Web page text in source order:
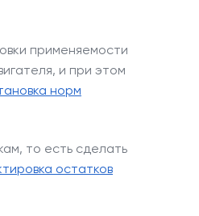
применяемости
и при этом
норм
то есть сделать
остатков